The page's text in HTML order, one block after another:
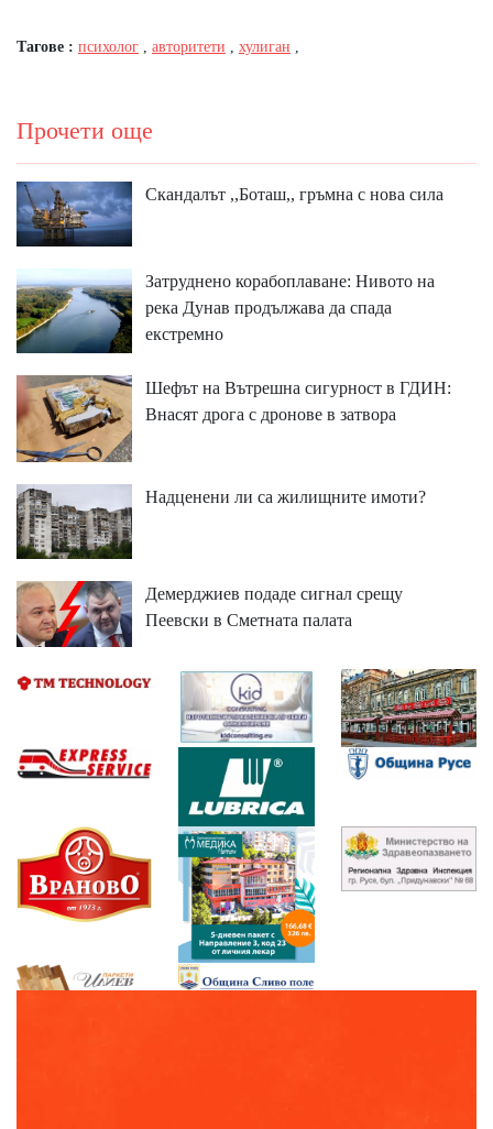
Тагове : психолог , авторитети , хулиган ,
Прочети още
Скандалът ,,Боташ,, гръмна с нова сила
Затруднено корабоплаване: Нивото на
река Дунав продължава да спада
екстремно
Шефът на Вътрешна сигурност в ГДИН:
Внасят дрога с дронове в затвора
Надценени ли са жилищните имоти?
Демерджиев подаде сигнал срещу
Пеевски в Сметната палата